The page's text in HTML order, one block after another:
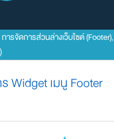
การจัดการส่วนล่างเว็บไซต์ (Footer),
Widget เมนู Footer